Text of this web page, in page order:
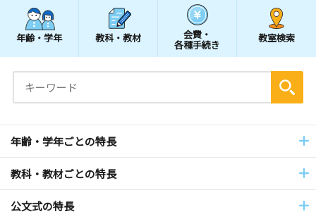
年齢・学年 教科・教材 会費・
各種手続き
教室検索
年齢・学年ごとの特長
教科・教材ごとの特長
公文式の特長